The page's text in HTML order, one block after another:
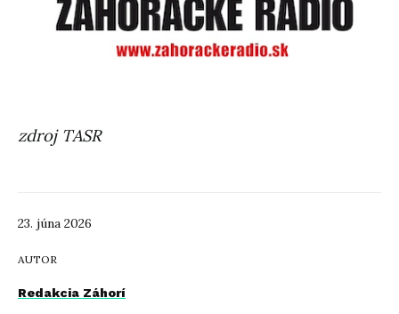
23. júna 2026
AUTOR
Redakcia Záhorí
zdroj TASR